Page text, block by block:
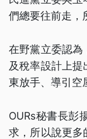
們總要往前走，
在野黨立委認為
及稅率設計上
東放手、導引空
OURs秘書長彭
求，所以說更多